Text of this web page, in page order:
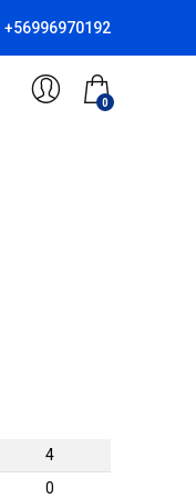
+56996970192
0
4
0